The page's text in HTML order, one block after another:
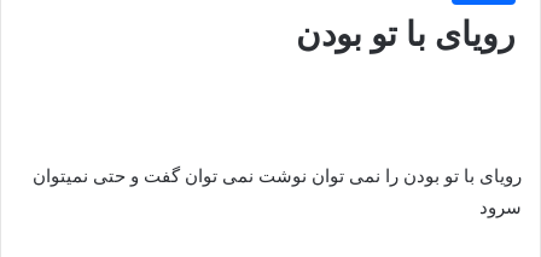
رویای با تو بودن
رویای با تو بودن را نمی توان نوشت نمی توان گفت و حتی نمیتوان
سرود